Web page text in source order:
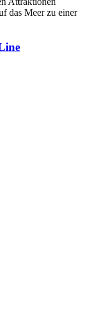
das Meer zu einer